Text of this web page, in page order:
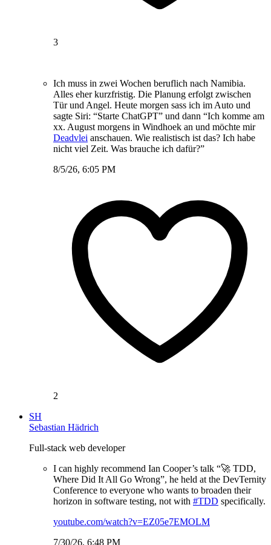
3
Ich muss in zwei Wochen beruflich nach Namibia.
Alles eher kurzfristig. Die Planung erfolgt zwischen
Tür und Angel. Heute morgen sass ich im Auto und
sagte Siri: “Starte ChatGPT” und dann “Ich komme am
xx. August morgens in Windhoek an und möchte mir
Deadvlei anschauen. Wie realistisch ist das? Ich habe
nicht viel Zeit. Was brauche ich dafür?”
8/5/26, 6:05 PM
2
SH
Sebastian Hädrich
Full-stack web developer
I can highly recommend Ian Cooper’s talk “🚀 TDD,
Where Did It All Go Wrong”, he held at the DevTernity
Conference to everyone who wants to broaden their
horizon in software testing, not with #TDD specifically.
youtube.com/watch?v=EZ05e7EMOLM
7/30/26, 6:48 PM